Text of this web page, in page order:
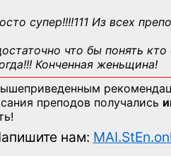
супер!!!!111 Из всех
что бы понять
Конченная женьщина!
преподов получались
нам: